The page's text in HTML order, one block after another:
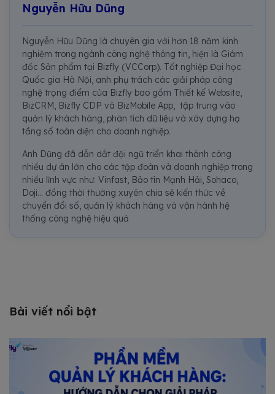
Nguyễn Hữu Dũng
Nguyễn Hữu Dũng là chuyên gia với hơn 18 năm kinh
nghiệm trong ngành công nghệ thông tin, hiện là Giám
đốc Sản phẩm tại Bizfly (VCCorp). Tốt nghiệp Đại học
Quốc gia Hà Nội, anh phụ trách các giải pháp công
nghệ trọng điểm của Bizfly bao gồm Thiết kế Website,
BizCRM, Bizfly CDP và BizMobile App, tập trung vào
quản lý khách hàng, phân tích dữ liệu và xây dựng hạ
tầng số toàn diện cho doanh nghiệp.
Anh Dũng đã dẫn dắt đội ngũ triển khai thành công
nhiều dự án lớn cho các tập đoàn và doanh nghiệp trong
nhiều lĩnh vực như: Vinfast, Bảo tín Mạnh Hải, Sohaco,
Doji... đồng thời thường xuyên chia sẻ kiến thức về
chuyển đổi số, quản lý khách hàng và vận hành hệ
thống công nghệ hiệu quả
Bài viết nổi bật